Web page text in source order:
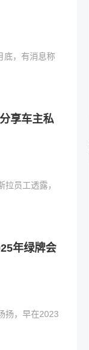
底，有消息称
享车主私
员工透露，
年绿牌会
扬，早在2023